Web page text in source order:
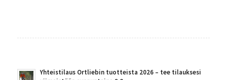
Yhteistilaus Ortliebin tuotteista 2026 – tee tilauksesi